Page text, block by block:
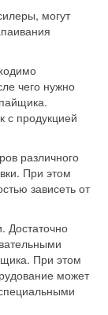
могут
чего нужно
с продукцией
различного
При этом
зависеть от
Достаточно
При этом
может